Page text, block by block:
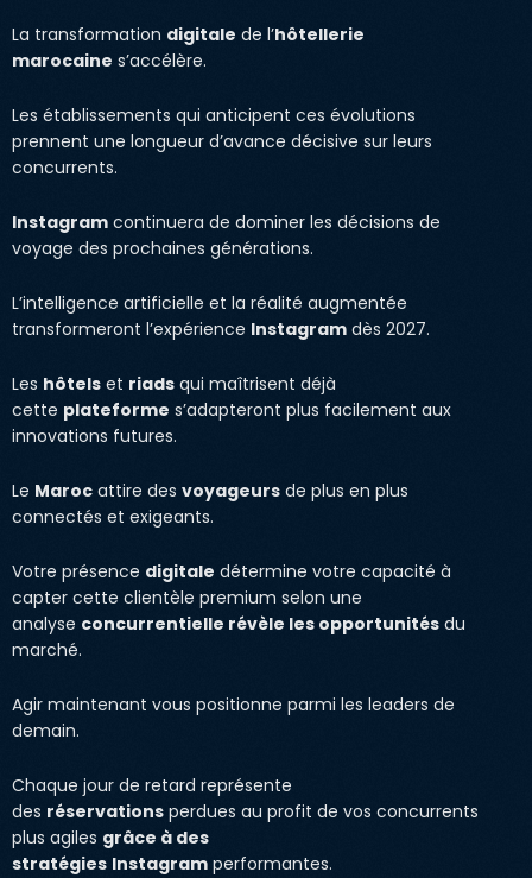
La transformation digitale de l’hôtellerie
marocaine s’accélère.
Les établissements qui anticipent ces évolutions
prennent une longueur d’avance décisive sur leurs
concurrents.
Instagram continuera de dominer les décisions de
voyage des prochaines générations.
L’intelligence artificielle et la réalité augmentée
transformeront l’expérience Instagram dès 2027.
Les hôtels et riads qui maîtrisent déjà
cette plateforme s’adapteront plus facilement aux
innovations futures.
Le Maroc attire des voyageurs de plus en plus
connectés et exigeants.
Votre présence digitale détermine votre capacité à
capter cette clientèle premium selon une
analyse concurrentielle révèle les opportunités du
marché.
Agir maintenant vous positionne parmi les leaders de
demain.
Chaque jour de retard représente
des réservations perdues au profit de vos concurrents
plus agiles grâce à des
stratégies Instagram performantes.